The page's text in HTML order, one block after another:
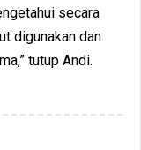
secara
digunakan dan
tutup Andi.